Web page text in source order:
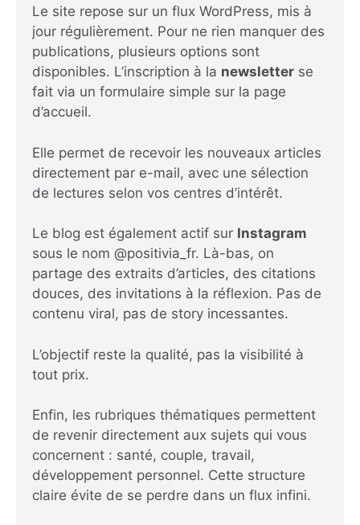
Le site repose sur un flux WordPress, mis à
jour régulièrement. Pour ne rien manquer des
publications, plusieurs options sont
disponibles. L’inscription à la newsletter se
fait via un formulaire simple sur la page
d’accueil.
Elle permet de recevoir les nouveaux articles
directement par e-mail, avec une sélection
de lectures selon vos centres d’intérêt.
Le blog est également actif sur Instagram
sous le nom @positivia_fr. Là-bas, on
partage des extraits d’articles, des citations
douces, des invitations à la réflexion. Pas de
contenu viral, pas de story incessantes.
L’objectif reste la qualité, pas la visibilité à
tout prix.
Enfin, les rubriques thématiques permettent
de revenir directement aux sujets qui vous
concernent : santé, couple, travail,
développement personnel. Cette structure
claire évite de se perdre dans un flux infini.